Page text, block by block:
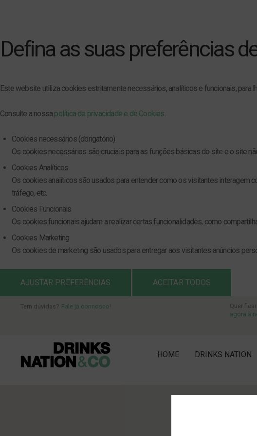
Defina as suas preferências
Este website utiliza cookies estritamente necessários, analíticos e funcionais,
Consulte a nossa política de privacidade e de Cookies.
Cookies necessários (obrigatório)
Os cookies necessários são cruciais para as funções básicas do site e o site
Cookies Analíticos
Os cookies analíticos são usados para entender como os visitantes interagem
tráfego, etc.
Cookies Funcionais
Os cookies funcionais ajudam a realizar certas funcionalidades, como
Cookies Marketing
Os cookies de marketing são usados para entregar aos visitantes anúncios
AJUSTAR PREFERÊNCIAS ACEITAR TODOS
Tem dúvidas? Fale já connosco! Quer
agora a
HOME DRINKS NATION